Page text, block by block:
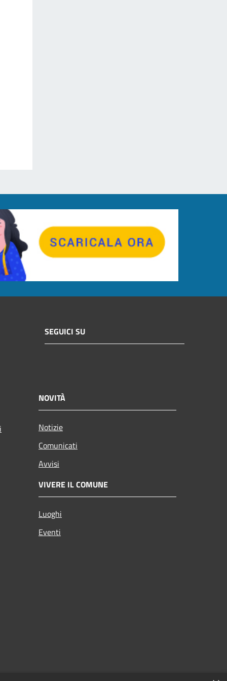
SEGUICI SU
NOVITÀ
Notizie
Comunicati
Avvisi
VIVERE IL COMUNE
Luoghi
Eventi